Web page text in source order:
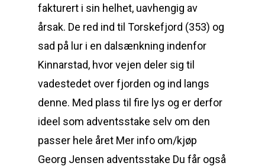
fakturert i sin helhet, uavhengig av
årsak. De red ind til Torskefjord (353) og
sad på lur i en dalsænkning indenfor
Kinnarstad, hvor vejen deler sig til
vadestedet over fjorden og ind langs
denne. Med plass til fire lys og er derfor
ideel som adventsstake selv om den
passer hele året Mer info om/kjøp
Georg Jensen adventsstake Du får også